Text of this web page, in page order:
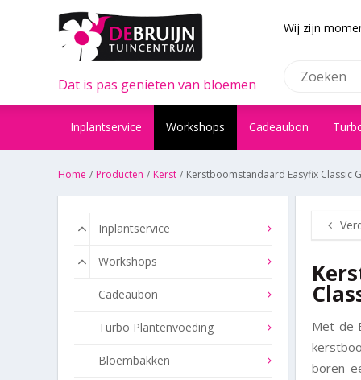
Home Producten Kerst Kerstboomstandaard Easyfix Classic
Wij zijn
Dat is pas genieten van bloemen
Inplantservice Workshops Cadeaubon
Met de
boren
Inplantservice
Workshops
Cadeaubon
Turbo Plantenvoeding
Bloembakken